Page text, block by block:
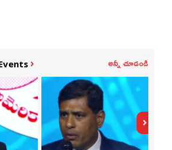
అన్నీ చూడండి